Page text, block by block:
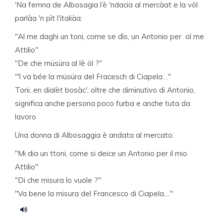
'Na femna de Albosagia l’è 'ndacia al mercàat e la völ
parlàa 'n pìt l'italiàa:
"Al me daghi un toni, come se dìs, un Antonio per ol me
Attilio"
"De che müsüra al lè öl ?"
"'l va bée la müsüra del Fracesch di Ciapela…"
Toni, en dialèt bosàc', oltre che diminutivo di Antonio,
significa anche persona poco furba e anche tuta da
lavoro
Una donna di Albosaggia è andata al mercato:
"Mi dia un ttoni, come si deice un Antonio per il mio
Attilio"
"Di che misura lo vuole ?"
"Va bene la misura del Francesco di Ciapela...."